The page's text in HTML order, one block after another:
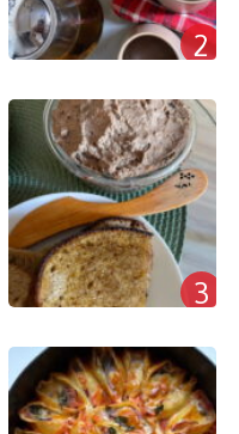
2
3